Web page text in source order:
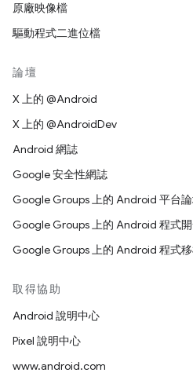
原廠映像檔
驅動程式二進位檔
論壇
X 上的 @Android
X 上的 @AndroidDev
Android 網誌
Google 安全性網誌
Google Groups 上的 Android 平台
Google Groups 上的 Android 程式
Google Groups 上的 Android 程式
取得協助
Android 說明中心
Pixel 說明中心
www.android.com